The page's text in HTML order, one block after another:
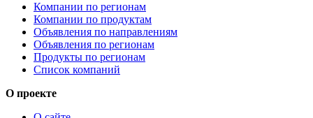
Компании по регионам
Компании по продуктам
Объявления по направлениям
Объявления по регионам
Продукты по регионам
Список компаний
О проекте